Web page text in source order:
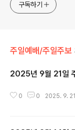
구독하기
주일예배/주일주보
2025년 9월 21일
0 0 2025. 9.